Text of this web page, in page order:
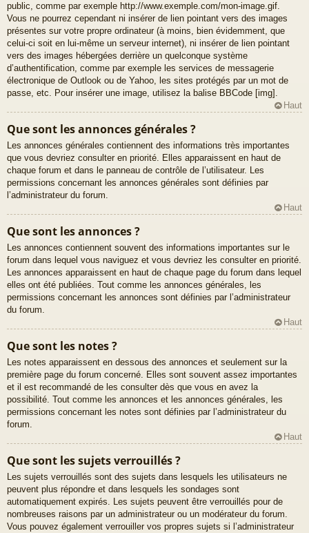
public, comme par exemple http://www.exemple.com/mon-image.gif.
Vous ne pourrez cependant ni insérer de lien pointant vers des images
présentes sur votre propre ordinateur (à moins, bien évidemment, que
celui-ci soit en lui-même un serveur internet), ni insérer de lien pointant
vers des images hébergées derrière un quelconque système
d’authentification, comme par exemple les services de messagerie
électronique de Outlook ou de Yahoo, les sites protégés par un mot de
passe, etc. Pour insérer une image, utilisez la balise BBCode [img].
Haut
Que sont les annonces générales ?
Les annonces générales contiennent des informations très importantes
que vous devriez consulter en priorité. Elles apparaissent en haut de
chaque forum et dans le panneau de contrôle de l’utilisateur. Les
permissions concernant les annonces générales sont définies par
l’administrateur du forum.
Haut
Que sont les annonces ?
Les annonces contiennent souvent des informations importantes sur le
forum dans lequel vous naviguez et vous devriez les consulter en priorité.
Les annonces apparaissent en haut de chaque page du forum dans lequel
elles ont été publiées. Tout comme les annonces générales, les
permissions concernant les annonces sont définies par l’administrateur
du forum.
Haut
Que sont les notes ?
Les notes apparaissent en dessous des annonces et seulement sur la
première page du forum concerné. Elles sont souvent assez importantes
et il est recommandé de les consulter dès que vous en avez la
possibilité. Tout comme les annonces et les annonces générales, les
permissions concernant les notes sont définies par l’administrateur du
forum.
Haut
Que sont les sujets verrouillés ?
Les sujets verrouillés sont des sujets dans lesquels les utilisateurs ne
peuvent plus répondre et dans lesquels les sondages sont
automatiquement expirés. Les sujets peuvent être verrouillés pour de
nombreuses raisons par un administrateur ou un modérateur du forum.
Vous pouvez également verrouiller vos propres sujets si l’administrateur